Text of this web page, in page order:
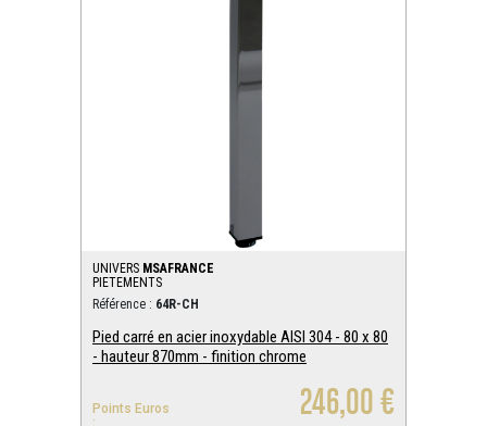
UNIVERS MSAFRANCE
PIETEMENTS
Référence : 64R-CH
Pied carré en acier inoxydable AISI 304 - 80 x 80
- hauteur 870mm - finition chrome
Points Euros
:
246,00 €